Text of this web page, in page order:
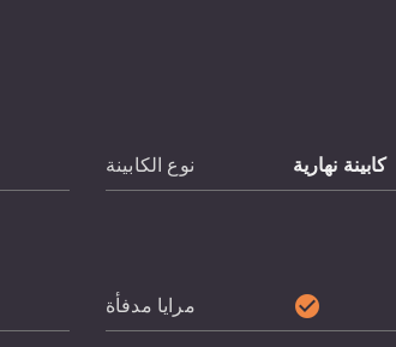
نوع الكابينة كابينة نهارية
مرايا مدفأة check_circle